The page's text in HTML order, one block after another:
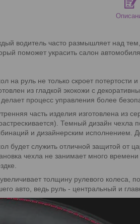
водитель часто размышляет над
поможет украсить салон
на руль не только скроет
из гладкой экокожи с
делает процесс управления более
часть изделия изготовлена из
Темный дизайн
и дизайнерским исполнением.
будет служить отличной защитой от
чехла не занимает много
толщину рулевого колеса,
авто, ведь руль - центральный и